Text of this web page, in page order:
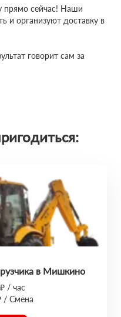
прямо сейчас! Наши
и организуют доставку в
говорит сам за
в Мишкино
/ час
/ Смена